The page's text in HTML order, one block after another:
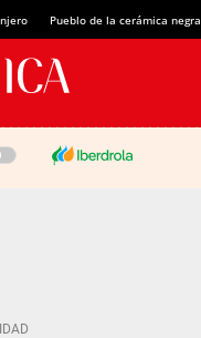
Pueblo de la cerámica negra